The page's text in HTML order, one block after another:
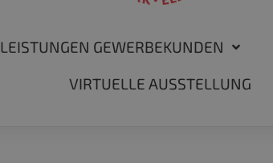
LEISTUNGEN GEWERBEKUNDEN
VIRTUELLE AUSSTELLUNG